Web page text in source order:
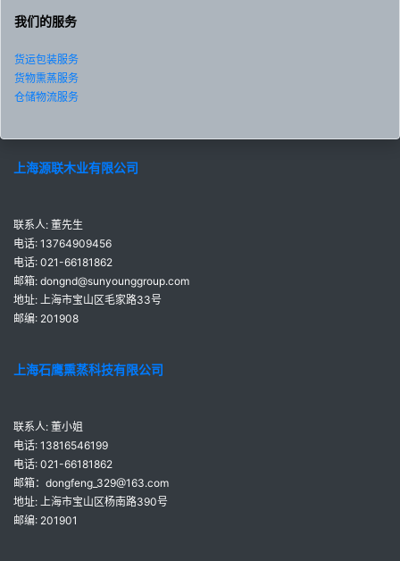
我们的服务
货运包装服务
货物熏蒸服务
仓储物流服务
上海源联木业有限公司
联系人: 董先生
电话: 13764909456
电话: 021-66181862
邮箱: dongnd@sunyounggroup.com
地址: 上海市宝山区毛家路33号
邮编: 201908
上海石鹰熏蒸科技有限公司
联系人: 董小姐
电话: 13816546199
电话: 021-66181862
邮箱：dongfeng_329@163.com
地址: 上海市宝山区杨南路390号
邮编: 201901